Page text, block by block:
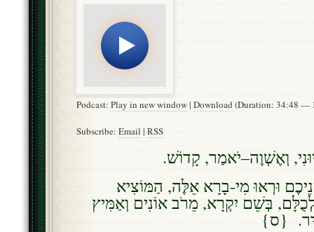
Podcast: Play in new window| Download (Duration: 34:48 —
Subscribe: Email | RSS
וְאֶשְׁוֶה–יֹאמַר, קָדוֹשׁ.
וּרְאוּ מִי-בָרָא אֵלֶּה, הַמּוֹצִיא
בְּשֵׁם יִקְרָא, מֵרֹב אוֹנִים וְאַמִּיץ
{ס}